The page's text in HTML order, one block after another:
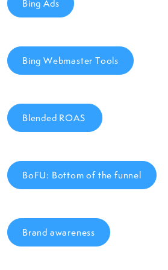
Bing Ads
Bing Webmaster Tools
Blended ROAS
BoFU: Bottom of the funnel
Brand awareness